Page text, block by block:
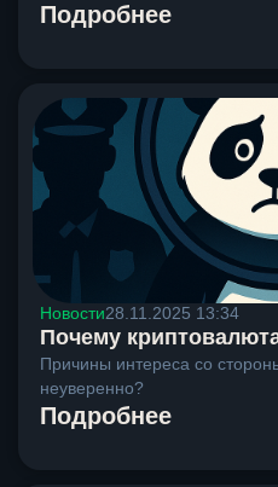
Подробнее
Новости28.11.2025 13:34
Почему
Причины интереса со
неуверенно?
Подробнее